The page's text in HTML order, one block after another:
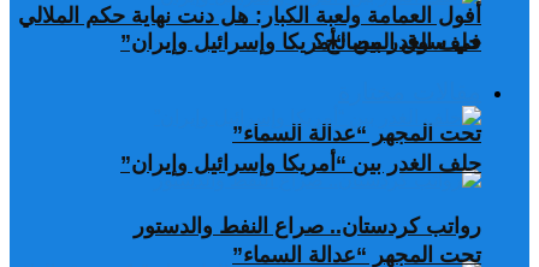
حلف الغدر بين “أمريكا وإسرائيل وإيران”
تحت المجهر “عدالة السماء”
رواتب كردستان.. صراع النفط والدستور
أفول العمامة ولعبة الكبار: هل دنت نهاية حكم الملالي
في سوق المصالح؟
حلف الغدر بين “أمريكا وإسرائيل وإيران”
تحت المجهر “عدالة السماء”